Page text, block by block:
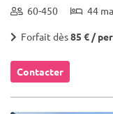
60-450 44
Forfait dès85 € /
Contacter